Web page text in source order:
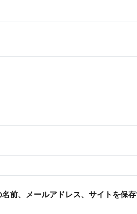
前、メールアドレス、サイトを保